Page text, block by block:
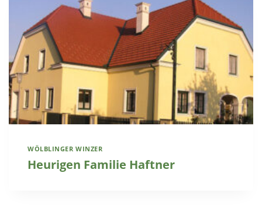
WÖLBLINGER WINZER
Heurigen Familie Haftner